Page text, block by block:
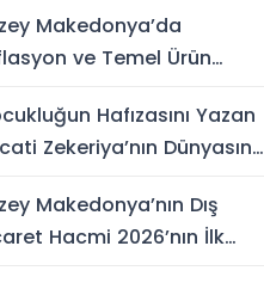
Makedonya’da
ve Temel Ürün
Hafızasını Yazan
Zekeriya’nın Dünyasına
Makedonya’nın Dış
Hacmi 2026’nın İlk